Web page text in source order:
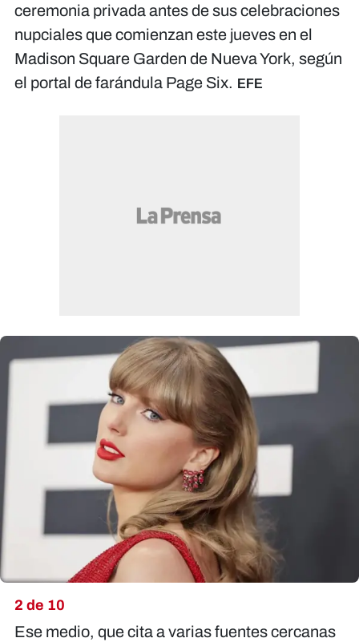
ceremonia privada antes de sus celebraciones
nupciales que comienzan este jueves en el
Madison Square Garden de Nueva York, según
el portal de farándula Page Six. EFE
2 de 10
Ese medio, que cita a varias fuentes cercanas